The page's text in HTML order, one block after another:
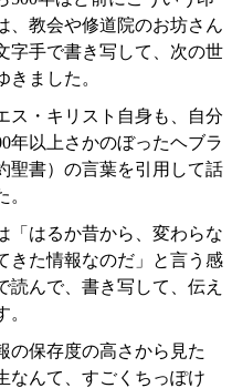
、教会や修道院のお坊さん
字手で書き写して、次の世
きました。
ス・キリスト自身も、自分
年以上さかのぼったヘブラ
聖書）の言葉を引用して話
。
「はるか昔から、変わらな
きた情報なのだ」と言う感
読んで、書き写して、伝え
の保存度の高さから見た
なんて、すごくちっぽけ